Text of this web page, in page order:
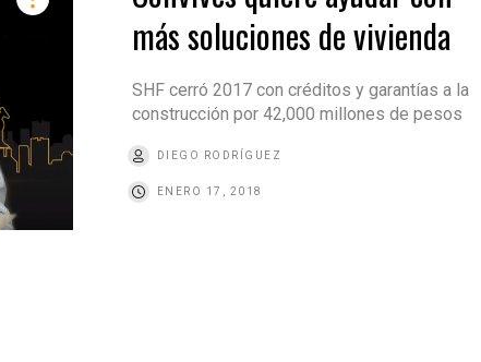
más soluciones de vivienda
SHF cerró 2017 con créditos y garantías a la
construcción por 42,000 millones de pesos
DIEGO RODRÍGUEZ
ENERO 17, 2018